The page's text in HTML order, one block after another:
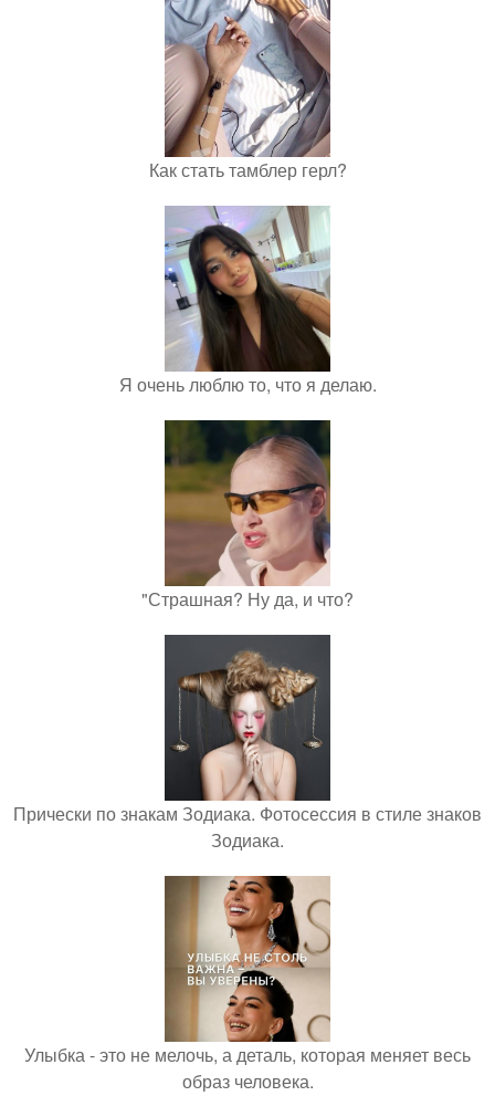
Как стать тамблер герл?
Я очень люблю то, что я делаю.
"Страшная? Ну да, и что?
Прически по знакам Зодиака. Фотосессия в стиле знаков
Зодиака.
Улыбка - это не мелочь, а деталь, которая меняет весь
образ человека.